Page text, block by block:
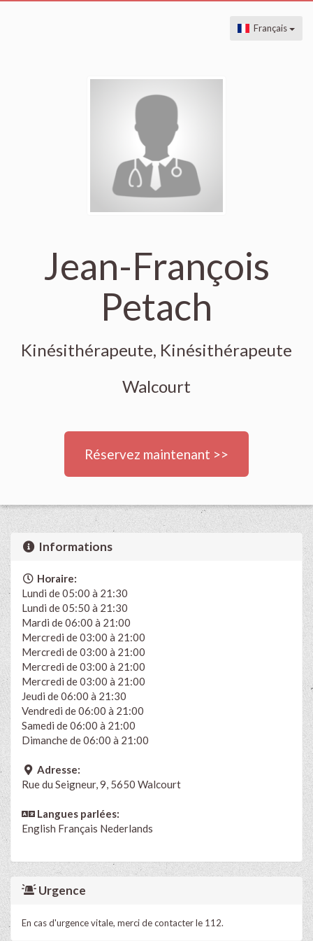
Français
Jean-François
Petach
Kinésithérapeute, Kinésithérapeute
Walcourt
Réservez maintenant >>
Informations
Horaire:
Lundi de 05:00 à 21:30
Lundi de 05:50 à 21:30
Mardi de 06:00 à 21:00
Mercredi de 03:00 à 21:00
Mercredi de 03:00 à 21:00
Mercredi de 03:00 à 21:00
Mercredi de 03:00 à 21:00
Jeudi de 06:00 à 21:30
Vendredi de 06:00 à 21:00
Samedi de 06:00 à 21:00
Dimanche de 06:00 à 21:00
Adresse:
Rue du Seigneur, 9, 5650 Walcourt
Langues parlées:
English Français Nederlands
Urgence
En cas d'urgence vitale, merci de contacter le 112.